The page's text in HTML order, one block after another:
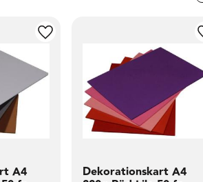
A4
Lägg till i favoriter
Dekorationskart A4